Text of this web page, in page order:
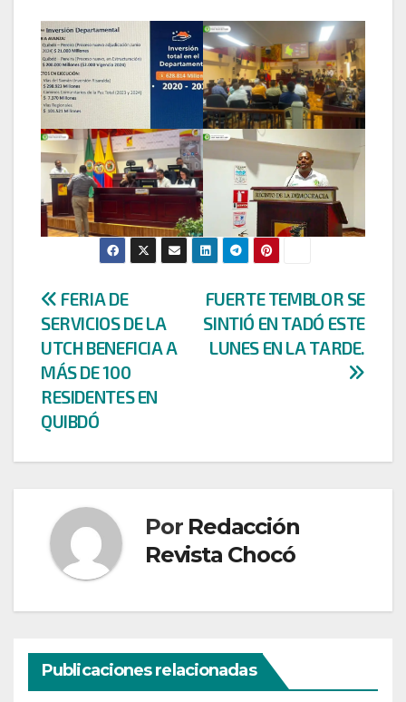
Navegación
de
entradas
FUERTE TEMBLOR SE
SINTIÓ EN TADÓ ESTE
LUNES EN LA TARDE.
FERIA DE
SERVICIOS DE LA
UTCH BENEFICIA A
MÁS DE 100
RESIDENTES EN
QUIBDÓ
Por Redacción
Revista Chocó
Publicaciones relacionadas